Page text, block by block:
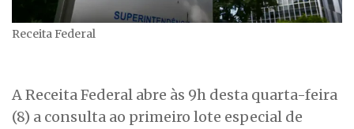
Receita Federal
A Receita Federal abre às 9h desta quarta-feira
(8) a consulta ao primeiro lote especial de